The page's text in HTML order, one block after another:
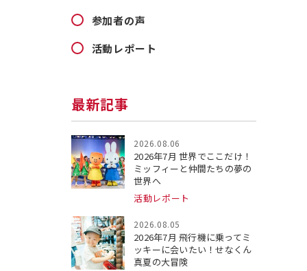
参加者の声
活動レポート
最新記事
2026.08.06
2026年7月 世界でここだけ！
ミッフィーと仲間たちの夢の
世界へ
活動レポート
2026.08.05
2026年7月 飛行機に乗ってミ
ッキーに会いたい！せなくん
真夏の大冒険